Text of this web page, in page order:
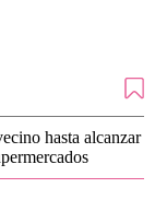
hasta alcanzar